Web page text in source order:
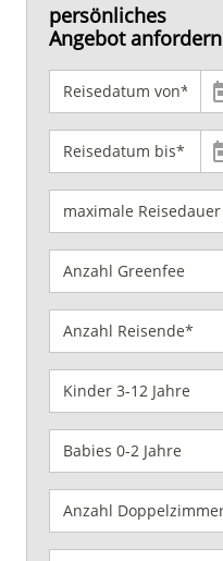
persönliches
Angebot anfordern